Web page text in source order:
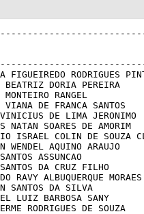
FIGUEIREDO RODRIGUES
BEATRIZ DORIA PEREIRA
MONTEIRO RANGEL
VIANA DE FRANCA SANTOS
DE LIMA JERONIMO
NATAN SOARES DE AMORIM
ISRAEL COLIN DE SOUZA
WENDEL AQUINO ARAUJO
ASSUNCAO
DA CRUZ FILHO
RAVY ALBUQUERQUE
SANTOS DA SILVA
LUIZ BARBOSA SANY
RODRIGUES DE SOUZA